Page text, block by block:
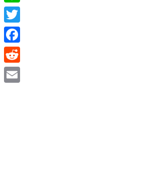
L
i
n
e
T
w
i
t
F
a
c
R